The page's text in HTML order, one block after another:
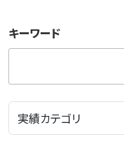
キーワード